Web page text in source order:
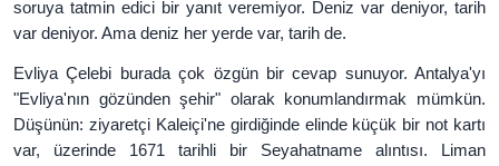
soruya tatmin edici bir yanıt veremiyor. Deniz var deniyor, tarih
var deniyor. Ama deniz her yerde var, tarih de.
Evliya Çelebi burada çok özgün bir cevap sunuyor. Antalya'yı
"Evliya'nın gözünden şehir" olarak konumlandırmak mümkün.
Düşünün: ziyaretçi Kaleiçi'ne girdiğinde elinde küçük bir not kartı
var, üzerinde 1671 tarihli bir Seyahatname alıntısı. Liman